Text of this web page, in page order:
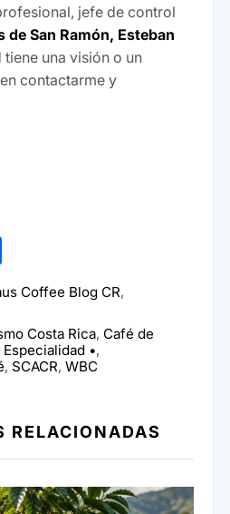
jefe de control
de San Ramón, Esteban
tiene una visión o un
contactarme y
o
m
p
ar
Coffee Blog CR,
Costa Rica, Café de
•,
, SCACR, WBC
RELACIONADAS